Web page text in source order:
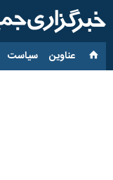
عناوین‌ سیاست